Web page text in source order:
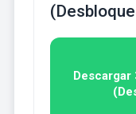
Descargar